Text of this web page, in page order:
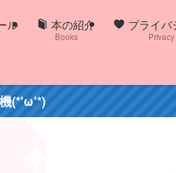
ル 本の紹介
Books
プライバ
(*'ω'*)